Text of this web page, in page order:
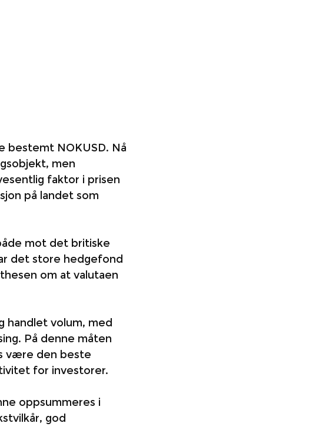
bestemt NOKUSD. Nå
men
faktor i prisen
på landet som
mot det britiske
det store hedgefond
om at valutaen
handlet volum, med
På denne måten
være den beste
for investorer.
oppsummeres i
god